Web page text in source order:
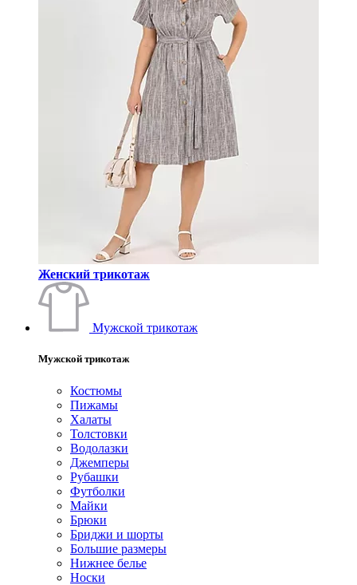
Женский трикотаж
Мужской трикотаж
Мужской трикотаж
Костюмы
Пижамы
Халаты
Толстовки
Водолазки
Джемперы
Рубашки
Футболки
Майки
Брюки
Бриджи и шорты
Большие размеры
Нижнее белье
Носки